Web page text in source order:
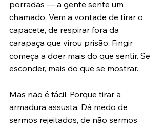
porradas — a gente sente um
chamado. Vem a vontade de tirar o
capacete, de respirar fora da
carapaça que virou prisão. Fingir
começa a doer mais do que sentir. Se
esconder, mais do que se mostrar.
Mas não é fácil. Porque tirar a
armadura assusta. Dá medo de
sermos rejeitados, de não sermos